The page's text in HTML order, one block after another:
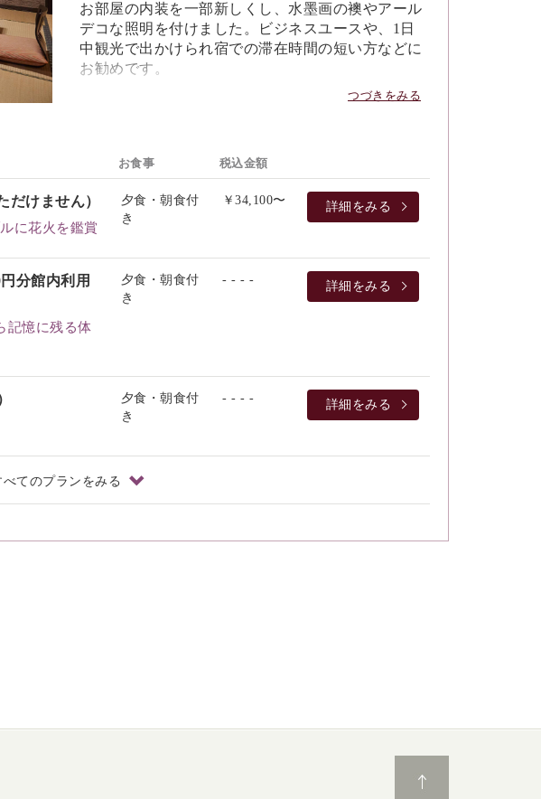
つづきをみる
お部屋の内装を一部新しくし、水墨画の襖やアール
デコな照明を付けました。ビジネスユースや、1日
中観光で出かけられ宿での滞在時間の短い方などに
お勧めです。
ブルーレイディスクプレーヤー
加湿機能付き空気清浄機
Valpas（トコジラミ対策の最新機器）完備 座椅子
冷蔵庫
ドライヤー
ヘアアイロン
歯ブラシ/カミソリ/クシ（バイオマスプラスティッ
ク）
洗顔フォーム
お食事 税込金額
だけません）
に花火を鑑賞
夕食・朝食付
き
￥34,100〜 詳細をみる
分館内利用
記憶に残る体
夕食・朝食付
き
- - - - 詳細をみる
夕食・朝食付
き
- - - - 詳細をみる
べてのプランをみる